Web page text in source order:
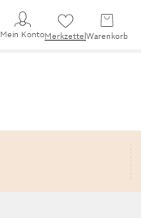
Mein KontoMerkzettel Warenkorb